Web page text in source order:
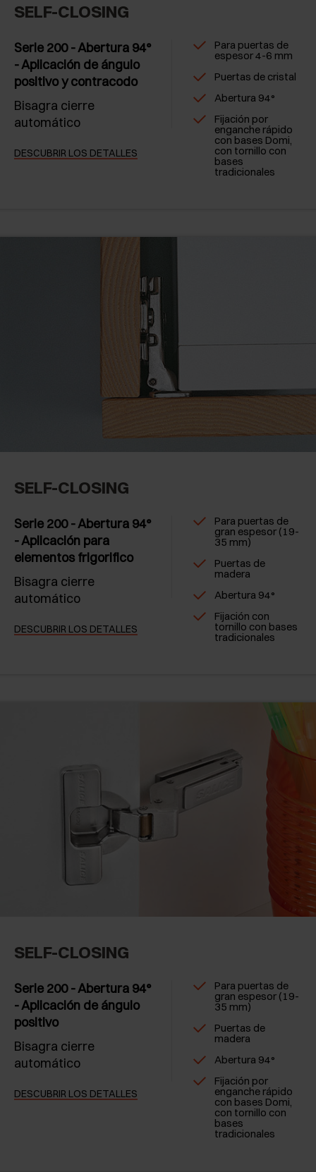
SELF-CLOSING
Serie 200 - Abertura 94°
- Aplicación de ángulo
positivo y contracodo
Bisagra cierre
automático
DESCUBRIR LOS DETALLES
Para puertas de
espesor 4-6 mm
Puertas de cristal
Abertura 94°
Fijación por
enganche rápido
con bases Domi,
con tornillo con
bases
tradicionales
SELF-CLOSING
Serie 200 - Abertura 94°
- Aplicación para
elementos frigorifico
Bisagra cierre
automático
DESCUBRIR LOS DETALLES
Para puertas de
gran espesor (19-
35 mm)
Puertas de
madera
Abertura 94°
Fijación con
tornillo con bases
tradicionales
SELF-CLOSING
Serie 200 - Abertura 94°
- Aplicación de ángulo
positivo
Bisagra cierre
automático
DESCUBRIR LOS DETALLES
Para puertas de
gran espesor (19-
35 mm)
Puertas de
madera
Abertura 94°
Fijación por
enganche rápido
con bases Domi,
con tornillo con
bases
tradicionales